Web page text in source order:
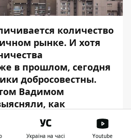
количество
рынке. И хотя
в прошлом, сегодня
добросовестны.
Вадимом
как
Україна на часі Youtube